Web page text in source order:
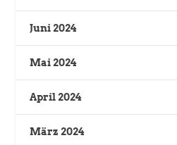
Juni 2024
Mai 2024
April 2024
März 2024